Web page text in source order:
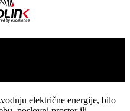
električne energije, bilo